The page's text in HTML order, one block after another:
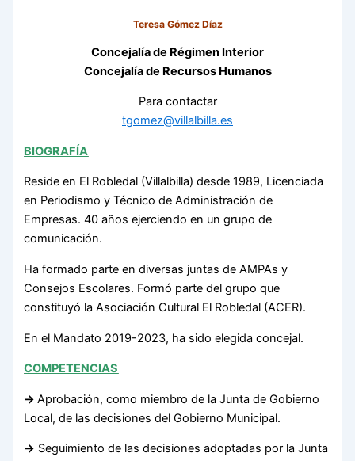
Teresa Gómez Díaz
Concejalía de Régimen Interior
Concejalía de Recursos Humanos
Para contactar
tgomez@villalbilla.es
BIOGRAFÍA
Reside en El Robledal (Villalbilla) desde 1989, Licenciada
en Periodismo y Técnico de Administración de
Empresas. 40 años ejerciendo en un grupo de
comunicación.
Ha formado parte en diversas juntas de AMPAs y
Consejos Escolares. Formó parte del grupo que
constituyó la Asociación Cultural El Robledal (ACER).
En el Mandato 2019-2023, ha sido elegida concejal.
COMPETENCIAS
→Aprobación, como miembro de la Junta de Gobierno
Local, de las decisiones del Gobierno Municipal.
→ Seguimiento de las decisiones adoptadas por la Junta